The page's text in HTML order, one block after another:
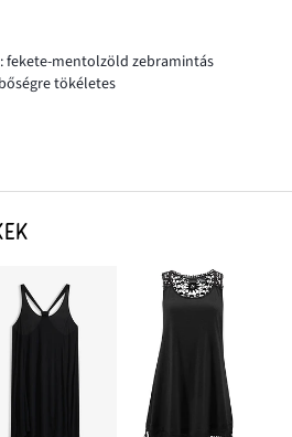
fekete-mentolzöld zebramintás
tökéletes